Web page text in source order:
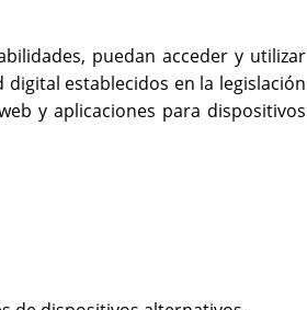
puedan acceder y utilizar
establecidos en la legislación
y aplicaciones para dispositivos